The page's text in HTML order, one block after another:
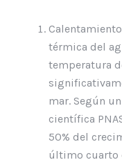
térmica del
temperatura
mar. Según
científica
50% del
último cuarto